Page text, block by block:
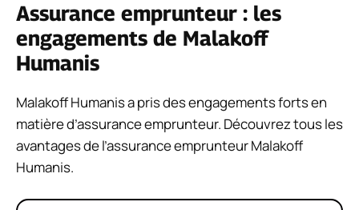
Assurance emprunteur : les
engagements de Malakoff
Humanis
Malakoff Humanis a pris des engagements forts en
matière d’assurance emprunteur. Découvrez tous les
avantages de l’assurance emprunteur Malakoff
Humanis.